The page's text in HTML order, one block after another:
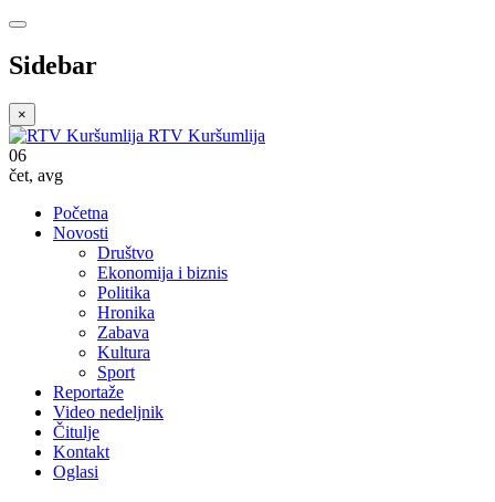
Sidebar
×
RTV Kuršumlija
06
čet, avg
Početna
Novosti
Društvo
Ekonomija i biznis
Politika
Hronika
Zabava
Kultura
Sport
Reportaže
Video nedeljnik
Čitulje
Kontakt
Oglasi